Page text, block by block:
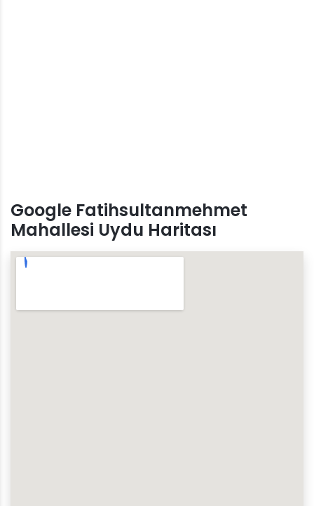
Google Fatihsultanmehmet
Mahallesi Uydu Haritası